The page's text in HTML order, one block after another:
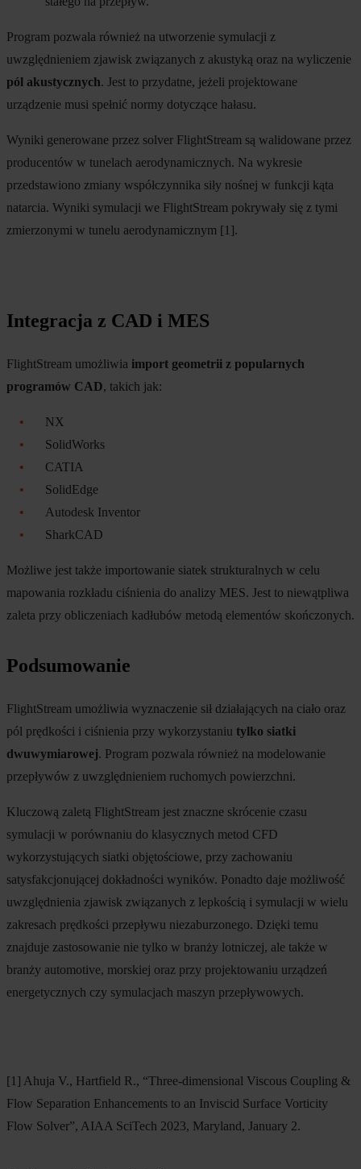
Program pozwala również na utworzenie symulacji z
uwzględnieniem zjawisk związanych z akustyką oraz na wyliczenie
pól akustycznych. Jest to przydatne, jeżeli projektowane
urządzenie musi spełnić normy dotyczące hałasu.
Wyniki generowane przez solver FlightStream są walidowane przez
producentów w tunelach aerodynamicznych. Na wykresie
przedstawiono zmiany współczynnika siły nośnej w funkcji kąta
natarcia. Wyniki symulacji we FlightStream pokrywały się z tymi
zmierzonymi w tunelu aerodynamicznym [1].
Integracja z CAD i MES
FlightStream umożliwia import geometrii z popularnych
programów CAD, takich jak:
NX
SolidWorks
CATIA
SolidEdge
Autodesk Inventor
SharkCAD
Możliwe jest także importowanie siatek strukturalnych w celu
mapowania rozkładu ciśnienia do analizy MES. Jest to niewątpliwa
zaleta przy obliczeniach kadłubów metodą elementów skończonych.
Podsumowanie
FlightStream umożliwia wyznaczenie sił działających na ciało oraz
pól prędkości i ciśnienia przy wykorzystaniu tylko siatki
dwuwymiarowej. Program pozwala również na modelowanie
przepływów z uwzględnieniem ruchomych powierzchni.
Kluczową zaletą FlightStream jest znaczne skrócenie czasu
symulacji w porównaniu do klasycznych metod CFD
wykorzystujących siatki objętościowe, przy zachowaniu
satysfakcjonującej dokładności wyników. Ponadto daje możliwość
uwzględnienia zjawisk związanych z lepkością i symulacji w wielu
zakresach prędkości przepływu niezaburzonego. Dzięki temu
znajduje zastosowanie nie tylko w branży lotniczej, ale także w
branży automotive, morskiej oraz przy projektowaniu urządzeń
energetycznych czy symulacjach maszyn przepływowych.
[1] Ahuja V., Hartfield R., “Three-dimensional Viscous Coupling &
Flow Separation Enhancements to an Inviscid Surface Vorticity
Flow Solver”, AIAA SciTech 2023, Maryland, January 2.